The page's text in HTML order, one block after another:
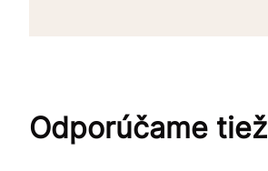
Odporúčame tiež